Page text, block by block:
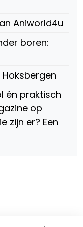
Aniworld4u
boren:
én praktisch
op
zijn er? Een